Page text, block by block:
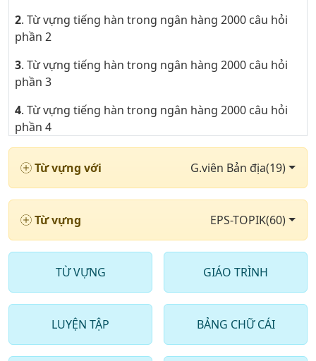
2. Từ vựng tiếng hàn trong ngân hàng 2000 câu hỏi
phần 2
3. Từ vựng tiếng hàn trong ngân hàng 2000 câu hỏi
phần 3
4. Từ vựng tiếng hàn trong ngân hàng 2000 câu hỏi
phần 4
phần 5
6. Từ vựng tiếng hàn trong ngân hàng 2000 câu hỏi
phần 6
7. Từ vựng tiếng hàn trong ngân hàng 2000 câu hỏi
8. Từ vựng tiếng hàn trong ngân hàng 2000 câu hỏi
phần 8
. Từ vựng tiếng hàn trong ngân hàng 2000 câu hỏi
phần 9
Từ vựng với G.viên Bản địa(19)
Từ vựng EPS-TOPIK(60)
TỪ VỰNG GIÁO TRÌNH
LUYỆN TẬP BẢNG CHỮ CÁI